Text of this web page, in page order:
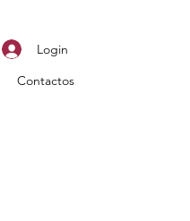
Login
Contactos